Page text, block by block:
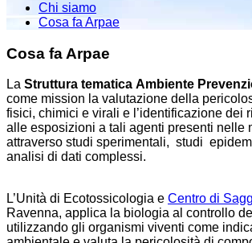
Chi siamo
Cosa fa Arpae
Cosa fa Arpae
La Struttura tematica Ambiente
come mission la valutazione della
fisici, chimici e virali e l’identificazione dei
alle esposizioni a tali agenti presenti nelle
attraverso studi sperimentali, studi
analisi di dati complessi.
L’Unità di Ecotossicologia e Centro di
Ravenna, applica la biologia al controllo
utilizzando gli organismi viventi come